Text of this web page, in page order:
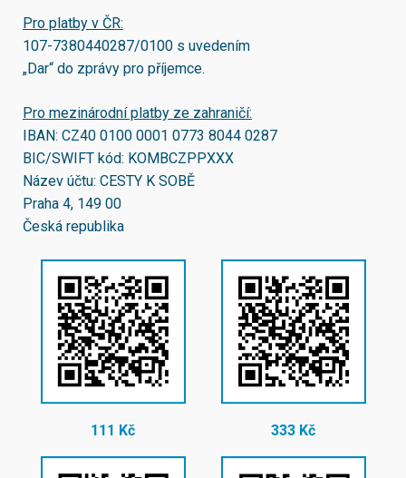
Pro platby v ČR:
107-7380440287/0100 s uvedením
„Dar“ do zprávy pro příjemce.
Pro mezinárodní platby ze zahraničí:
IBAN: CZ40 0100 0001 0773 8044 0287
BIC/SWIFT kód: KOMBCZPPXXX
Název účtu: CESTY K SOBĚ
Praha 4, 149 00
Česká republika
111 Kč 333 Kč